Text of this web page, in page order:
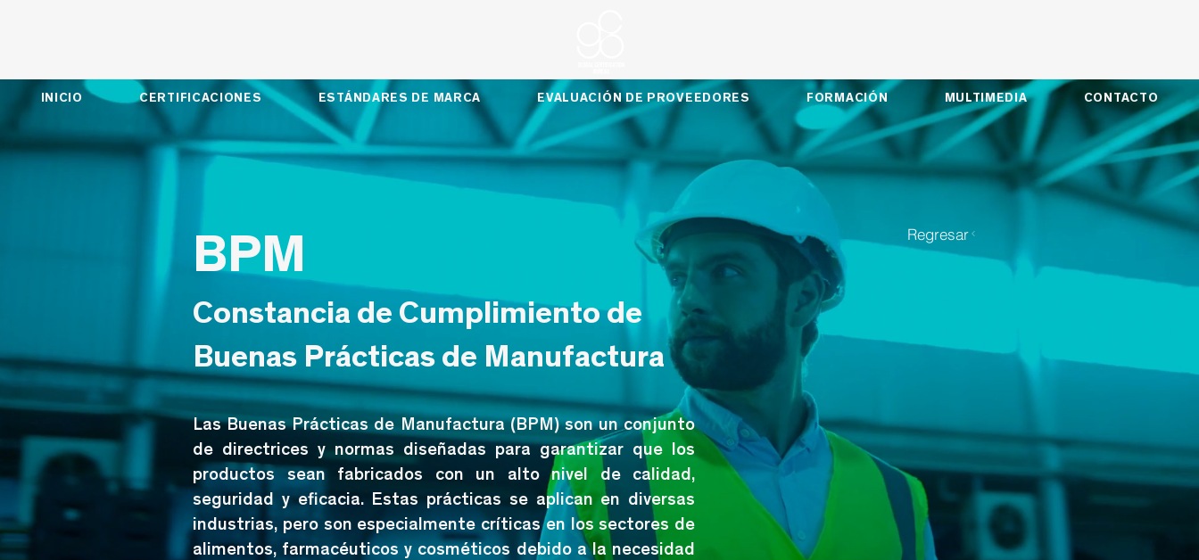
INICIO CERTIFICACIONES ESTÁNDARES DE MARCA EVALUACIÓN DE PROVEEDORES FORMACIÓN MULTIMEDIA CONTACTO
BPM
Constancia de Cumplimiento de
Buenas Prácticas de Manufactura
Regresar
Las Buenas Prácticas de Manufactura (BPM) son un conjunto
de directrices y normas diseñadas para garantizar que los
productos sean fabricados con un alto nivel de calidad,
seguridad y eficacia. Estas prácticas se aplican en diversas
industrias, pero son especialmente críticas en los sectores de
alimentos, farmacéuticos y cosméticos debido a la necesidad